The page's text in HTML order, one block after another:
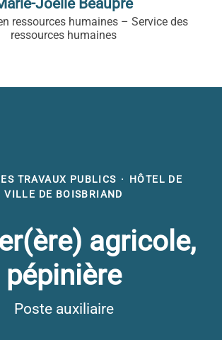
Joëlle Beaupré
ressources humaines – Service des
ressources humaines
TRAVAUX PUBLICS ·
HÔTEL DE
VILLE DE BOISBRIAND
agricole,
pépinière
Poste auxiliaire